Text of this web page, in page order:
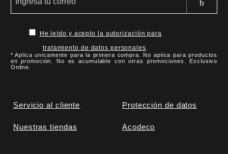
He leído y acepto la autorización para
tratamiento de datos personales.
* Aplica unicamente para la primera compra. No aplica para productos
en promoción. No es acumulable con otras promociones. Exclusivo
Online.
Servicio al cliente Protección de datos
Nuestras tiendas Acodeco